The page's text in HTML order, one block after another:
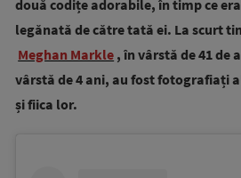
două codițe adorabile, în timp ce
legănată de către tată ei. La scurt
Meghan Markle , în vârstă de 41 de
vârstă de 4 ani, au fost fotografiați
și fiica lor.